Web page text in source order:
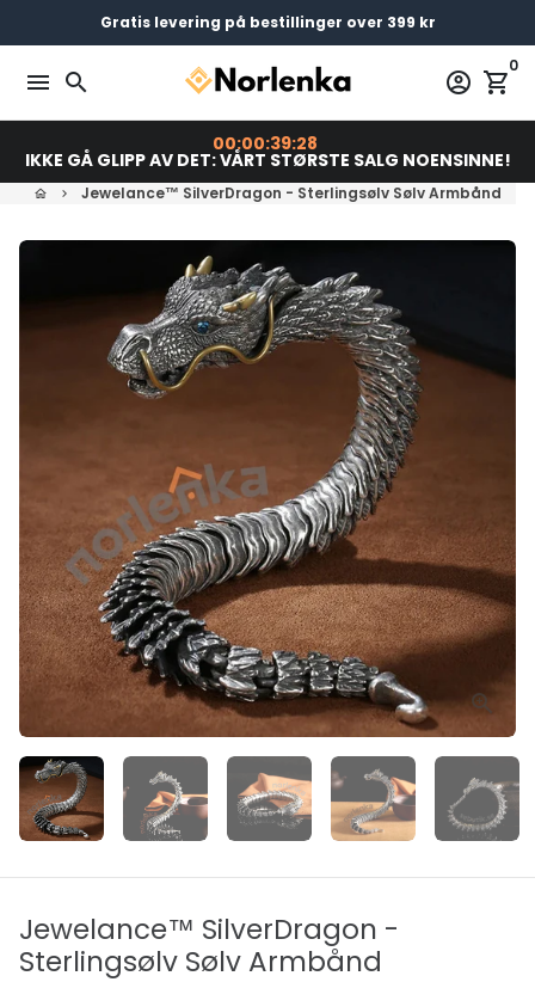
videre
innholdet
Bestill før 23:00 = Sendes i dag
Betal senere med
Gratis levering på bestillinger over 399 kr
menu search account_circle shopping_cart
0
00:00:39:27
IKKE GÅ GLIPP AV DET: VÅRT STØRSTE SALG NOENSINNE!
home keyboard_arrow_right Jewelance™ SilverDragon - Sterlingsølv Sølv Armbånd
Jewelance™ SilverDragon -
Sterlingsølv Sølv Armbånd